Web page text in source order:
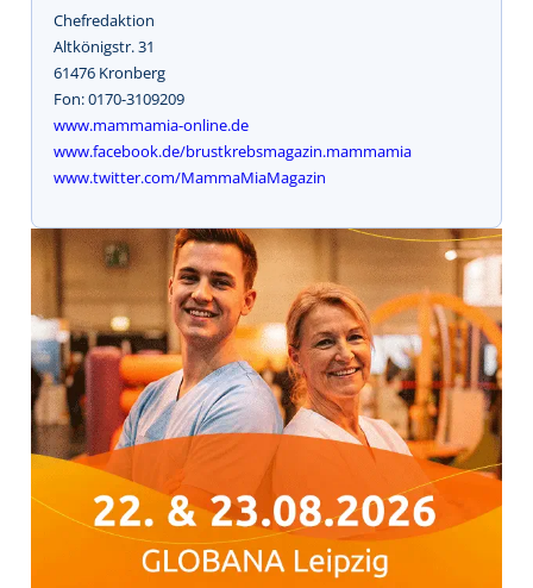
Chefredaktion
Altkönigstr. 31
61476 Kronberg
Fon: 0170-3109209
www.mammamia-online.de
www.facebook.de/brustkrebsmagazin.mammamia
www.twitter.com/MammaMiaMagazin